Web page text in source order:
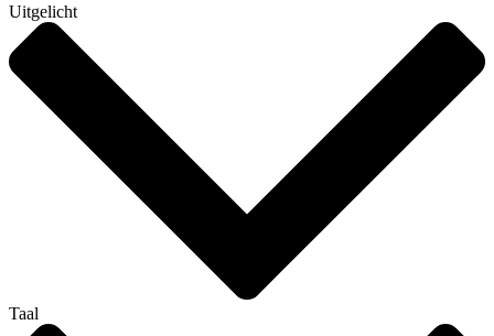
Uitgelicht
Taal